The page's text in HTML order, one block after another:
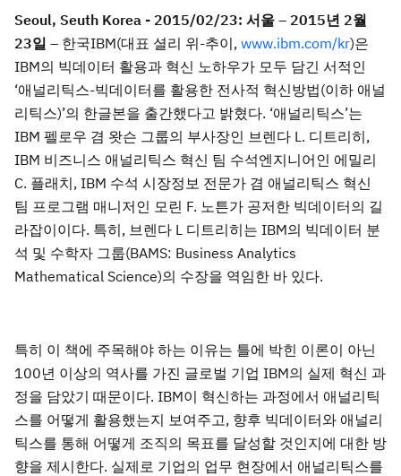
Seoul, Seuth Korea - 2015/02/23: 서울 – 2015년 2월
23일 – 한국IBM(대표 셜리 위-추이, www.ibm.com/kr)은
IBM의 빅데이터 활용과 혁신 노하우가 모두 담긴 서적인
‘애널리틱스-빅데이터를 활용한 전사적 혁신방법(이하 애널
리틱스)’의 한글본을 출간했다고 밝혔다. ‘애널리틱스’는
IBM 펠로우 겸 왓슨 그룹의 부사장인 브렌다 L. 디트리히,
IBM 비즈니스 애널리틱스 혁신 팀 수석엔지니어인 에밀리
C. 플래치, IBM 수석 시장정보 전문가 겸 애널리틱스 혁신
팀 프로그램 매니저인 모린 F. 노튼가 공저한 빅데이터의 길
라잡이이다. 특히, 브렌다 L 디트리히는 IBM의 빅데이터 분
석 및 수학자 그룹(BAMS: Business Analytics
Mathematical Science)의 수장을 역임한 바 있다.
특히 이 책에 주목해야 하는 이유는 틀에 박힌 이론이 아닌
100년 이상의 역사를 가진 글로벌 기업 IBM의 실제 혁신 과
정을 담았기 때문이다. IBM이 혁신하는 과정에서 애널리틱
스를 어떻게 활용했는지 보여주고, 향후 빅데이터와 애널리
틱스를 통해 어떻게 조직의 목표를 달성할 것인지에 대한 방
향을 제시한다. 실제로 기업의 업무 현장에서 애널리틱스를